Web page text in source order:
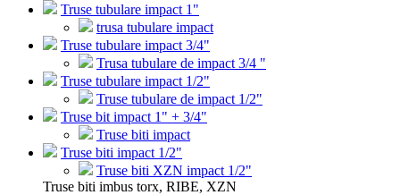
Truse tubulare impact 1"
trusa tubulare impact
Truse tubulare impact 3/4"
Trusa tubulare de impact 3/4 "
Truse tubulare impact 1/2"
Truse tubulare de impact 1/2"
Truse bit impact 1" + 3/4"
Truse biti impact
Truse biti impact 1/2"
Truse biti XZN impact 1/2"
Truse biti imbus torx, RIBE, XZN